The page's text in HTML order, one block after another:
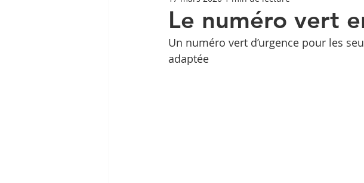
Le numéro vert
Un numéro vert d’urgence pour les
adaptée